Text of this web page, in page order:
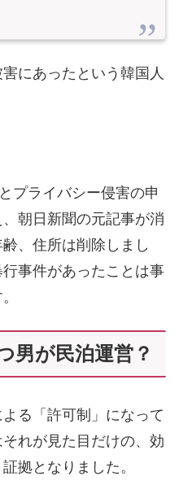
にあったという韓国人
プライバシー侵害の申
朝日新聞の元記事が消
、住所は削除しまし
事件があったことは事
男が民泊運営？
る「許可制」になって
れが見た目だけの、効
拠となりました。